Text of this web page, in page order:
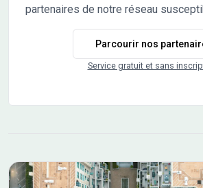
programme comprend seulement 16
T2 au T4, répartis dans un bâtiment
réglementation environnementale RE
confort, performance énergétique et
soignées : sols, murs et plafonds. Vous
généreux, comme une pièce
pleinement de votre cadre de vie,
partenaires de notre réseau
Parcourir nos
Service gratuit et sans